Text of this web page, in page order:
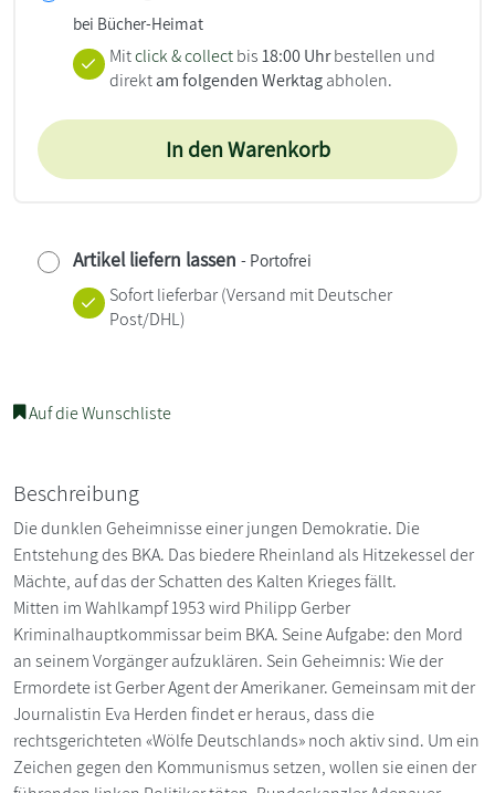
bei Bücher-Heimat
Mitclick & collect bis18:00 Uhrbestellen und
direktam folgenden Werktagabholen.
In den Warenkorb
Artikel liefern lassen - Portofrei
Sofort lieferbar(Versand mit Deutscher
Post/DHL)
Auf die Wunschliste
Beschreibung
Die dunklen Geheimnisse einer jungen Demokratie. Die
Entstehung des BKA. Das biedere Rheinland als Hitzekessel der
Mächte, auf das der Schatten des Kalten Krieges fällt.
Mitten im Wahlkampf 1953 wird Philipp Gerber
Kriminalhauptkommissar beim BKA. Seine Aufgabe: den Mord
an seinem Vorgänger aufzuklären. Sein Geheimnis: Wie der
Ermordete ist Gerber Agent der Amerikaner. Gemeinsam mit der
Journalistin Eva Herden findet er heraus, dass die
rechtsgerichteten «Wölfe Deutschlands» noch aktiv sind. Um ein
Zeichen gegen den Kommunismus setzen, wollen sie einen der